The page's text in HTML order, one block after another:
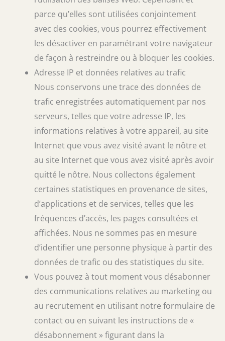
parce qu’elles sont utilisées conjointement
avec des cookies, vous pourrez effectivement
les désactiver en paramétrant votre navigateur
de façon à restreindre ou à bloquer les cookies.
Adresse IP et données relatives au trafic
Nous conservons une trace des données de
trafic enregistrées automatiquement par nos
serveurs, telles que votre adresse IP, les
informations relatives à votre appareil, au site
Internet que vous avez visité avant le nôtre et
au site Internet que vous avez visité après avoir
quitté le nôtre. Nous collectons également
certaines statistiques en provenance de sites,
d’applications et de services, telles que les
fréquences d’accès, les pages consultées et
affichées. Nous ne sommes pas en mesure
d’identifier une personne physique à partir des
données de trafic ou des statistiques du site.
Vous pouvez à tout moment vous désabonner
des communications relatives au marketing ou
au recrutement en utilisant notre formulaire de
contact ou en suivant les instructions de «
désabonnement » figurant dans la